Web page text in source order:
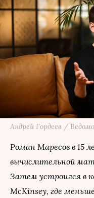
Андрей Гордеев /
Роман Маресов в 15
вычислительной
Затем устроился в
McKinsey, где